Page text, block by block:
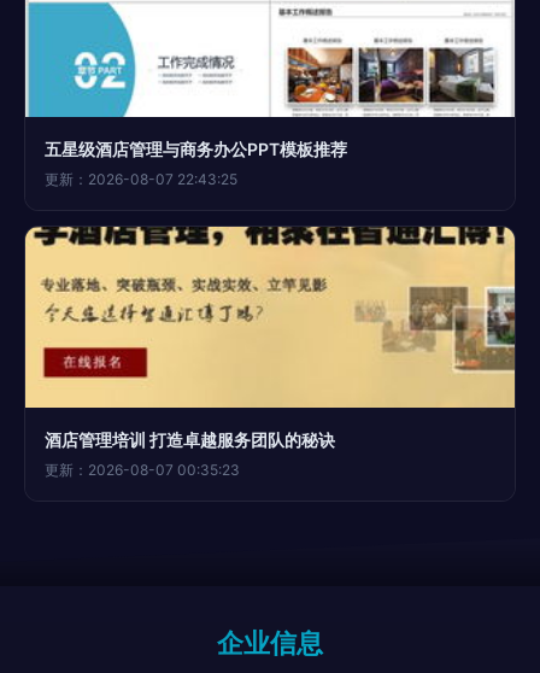
五星级酒店管理与商务办公PPT模板推荐
更新：2026-08-07 22:43:25
酒店管理培训 打造卓越服务团队的秘诀
更新：2026-08-07 00:35:23
企业信息